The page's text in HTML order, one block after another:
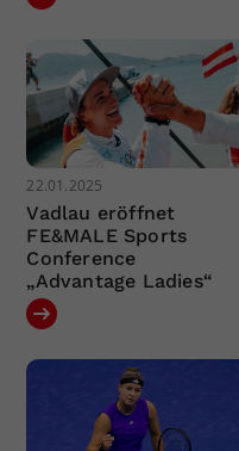
22.01.2025
Vadlau eröffnet
FE&MALE Sports
Conference
„Advantage Ladies“